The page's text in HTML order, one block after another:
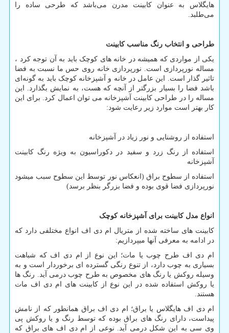
هایگلاس به عنوان کابینت مدرن می‌باشد که طرحی ساده را
می‌طلبد.
طراحی و انتخاب رنگ مناسب کابینت
یکی از مواردی که همیشه در خانه های کوچک باید به آن توجه کرد ،
مساله نورپردازی است. نورپردازی خانه روی حس ما نسبت به فضا
تاثیر گذار است. این عامل در خانه و آشپزخانه کوچک باید به گونه‌ای
باشد فضا را بسیار بزرگتر از آنچه که هست، به نمایش بگذارد. این
مساله را در طراحی کابینت آشپزخانه می توان اعمال کرد. برای این
کار بهتر است موارد زیر رعایت شود:
استفاده از روشنایی و نور زیاد در آشپزخانه
استفاده از رنگ زرد و سفید در دکوراسیون به ویژه رنگ کابینت
آشپزخانه
استفاده از سطوح براق (انعکاس نور توسط این سطوح سبب میشود
نورپردازی فضا قوی بوده و فضا بزرگر بنظر برسد)
انواع مدل کابینت برای آشپزخانه کوچک
کابینت های ساخته شده از متریال ام دی اف انواع مختلفی دارد که
در ادامه به معرفی آنها میپردازیم:
ام دی اف طرح چوب یا مات؛ این نوع از ام دی اف که شباهت
بسیاری به چوب دارد، از تنوع رنگی گسترده ­ای برخوردار است و به
وسیله روکش یا رنگ­ های مخصوص به طرح چوب درمی­ آید. رنگ ­ها
یا روکش استفاده شده در این نوع از کابینت ­های ام دی اف مات
هستند.
ام دی اف هایگلاس یا براق؛ ام دی اف براق همانطور که از نامش
پیداست، دارای رنگ ­های براق بوده که توسط رنگ و یا روکش پی
وی سی به این شکل درمی­ آید. نوعی از ام دی اف های براق که